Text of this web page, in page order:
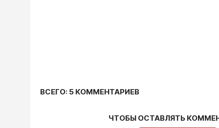
ВСЕГО: 5 КОММЕНТАРИЕВ
ЧТОБЫ ОСТАВЛЯТЬ